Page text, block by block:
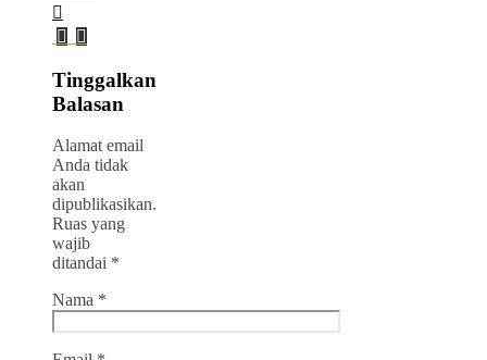
Tinggalkan
Balasan
Alamat email
Anda tidak
akan
dipublikasikan.
Ruas yang
wajib
ditandai *
Nama *